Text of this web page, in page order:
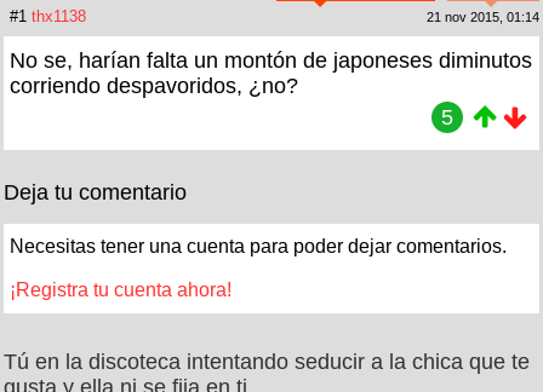
#1 thx1138 21 nov 2015, 01:14
No se, harían falta un montón de japoneses diminutos
corriendo despavoridos, ¿no?
5
Deja tu comentario
Necesitas tener una cuenta para poder dejar comentarios.
¡Registra tu cuenta ahora!
Tú en la discoteca intentando seducir a la chica que te
gusta y ella ni se fija en ti